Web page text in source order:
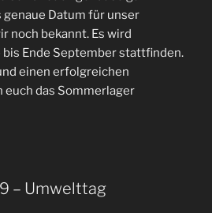
genaue Datum für unser
noch bekannt. Es wird
Ende September stattfinden.
einen erfolgreichen
euch das Sommerlager
– Umwelttag